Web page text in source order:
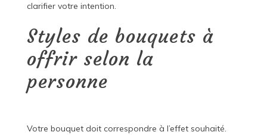
clarifier votre intention.
Styles de bouquets à
offrir selon la
personne
Votre bouquet doit correspondre à l’effet souhaité.